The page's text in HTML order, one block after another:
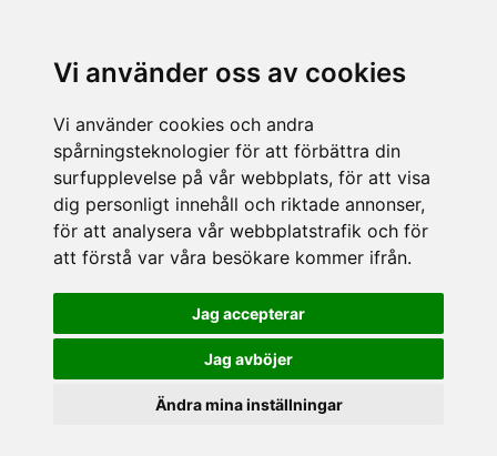
Vi använder oss av cookies
Vi använder cookies och andra
spårningsteknologier för att förbättra din
surfupplevelse på vår webbplats, för att visa
dig personligt innehåll och riktade annonser,
för att analysera vår webbplatstrafik och för
att förstå var våra besökare kommer ifrån.
Jag accepterar
Jag avböjer
Ändra mina inställningar